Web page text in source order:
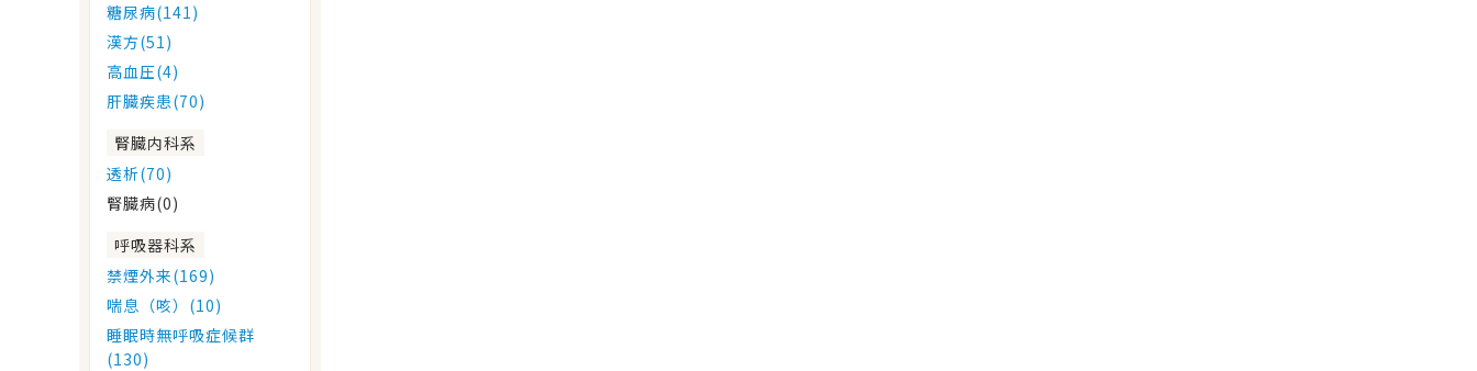
糖尿病(141)
漢方(51)
高血圧(4)
肝臓疾患(70)
腎臓内科系
透析(70)
腎臓病(0)
呼吸器科系
禁煙外来(169)
喘息（咳）(10)
睡眠時無呼吸症候群
(130)